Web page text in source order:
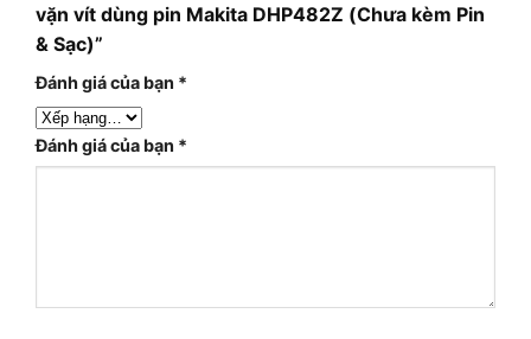
vặn vít dùng pin Makita DHP482Z (Chưa kèm Pin
& Sạc)”
Đánh giá của bạn *
Đánh giá của bạn *